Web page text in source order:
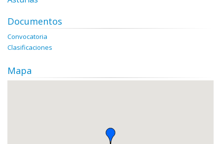
Documentos
Convocatoria
Clasificaciones
Mapa